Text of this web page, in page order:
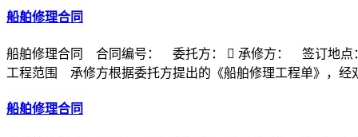
船舶修理合同
船舶修理合同 合同编号： 委托方： ￿ 承修方： 签订地
工程范围 承修方根据委托方提出的《船舶修理工程单》，经
船舶修理合同